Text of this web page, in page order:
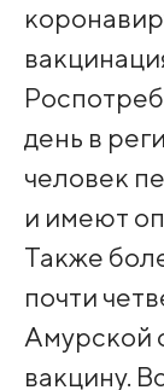
день в
человек
и имеют
Также
почти
Амурской
вакцину.